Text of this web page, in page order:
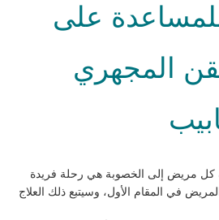
على
المجهري
كل مريض إلى الخصوبة هي رحلة فريدة
في المقام الأول، وسيتبع ذلك العلاج